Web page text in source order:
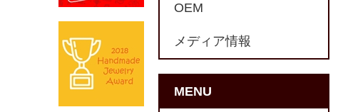
OEM
メディア情報
MENU